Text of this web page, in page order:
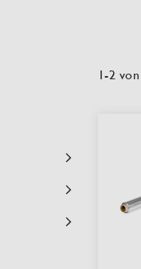
1-2 von